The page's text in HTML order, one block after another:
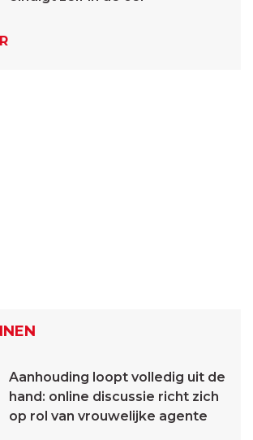
Aanhouding loopt volledig uit de
hand: online discussie richt zich
op rol van vrouwelijke agente